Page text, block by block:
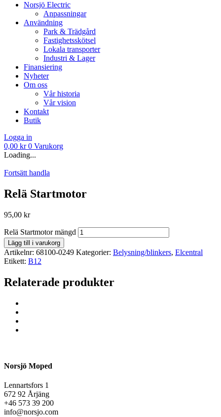
Norsjö Electric
Anpassningar
Användning
Park & Trädgård
Fastighetsskötsel
Lokala transporter
Industri & Lager
Finansiering
Nyheter
Om oss
Vår historia
Vår vision
Kontakt
Butik
Logga in
0,00 kr 0 Varukorg
Loading...
Fortsätt handla
Relä Startmotor
95,00 kr
Relä Startmotor mängd
Lägg till i varukorg
Artikelnr: 68100-0249 Kategorier: Belysning/blinkers, Elcentral
Etikett: B12
Relaterade produkter
Norsjö Moped
Lennartsfors 1
672 92 Årjäng
+46 573 39 200
info@norsjo.com